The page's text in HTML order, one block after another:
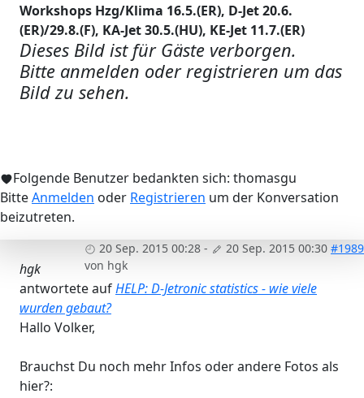
Workshops Hzg/Klima 16.5.(ER), D-Jet 20.6.
(ER)/29.8.(F), KA-Jet 30.5.(HU), KE-Jet 11.7.(ER)
Dieses Bild ist für Gäste verborgen.
Bitte anmelden oder registrieren um das
Bild zu sehen.
Folgende Benutzer bedankten sich: thomasgu
BitteAnmelden oder Registrieren um der Konversation
beizutreten.
20 Sep. 2015 00:28 - 20 Sep. 2015 00:30 #1989
von hgk
hgk
antwortete aufHELP: D-Jetronic statistics - wie viele
wurden gebaut?
Hallo Volker,
Brauchst Du noch mehr Infos oder andere Fotos als
hier?: